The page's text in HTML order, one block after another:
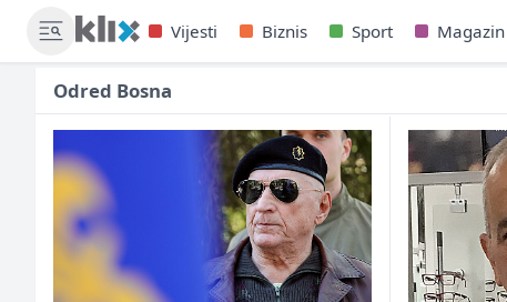
Vijesti Biznis Sport Magazin
Odred Bosna